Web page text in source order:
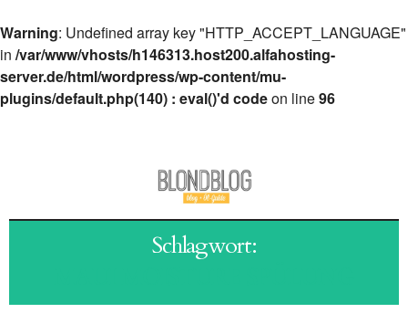
Warning: Undefined array key "HTTP_ACCEPT_LANGUAGE"
in /var/www/vhosts/h146313.host200.alfahosting-
server.de/html/wordpress/wp-content/mu-
plugins/default.php(140) : eval()'d codeon line96
Schlagwort: